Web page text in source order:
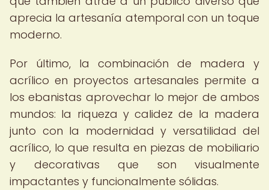
aprecia la artesanía atemporal con un toque
moderno.
Por último, la combinación de madera y
acrílico en proyectos artesanales permite a
los ebanistas aprovechar lo mejor de ambos
mundos: la riqueza y calidez de la madera
junto con la modernidad y versatilidad del
acrílico, lo que resulta en piezas de mobiliario
y decorativas que son visualmente
impactantes y funcionalmente sólidas.